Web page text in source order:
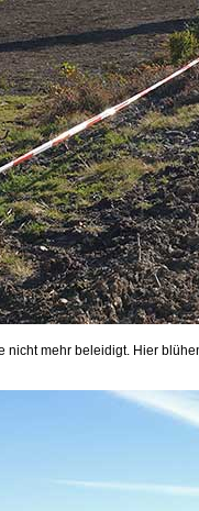
nicht mehr beleidigt. Hier